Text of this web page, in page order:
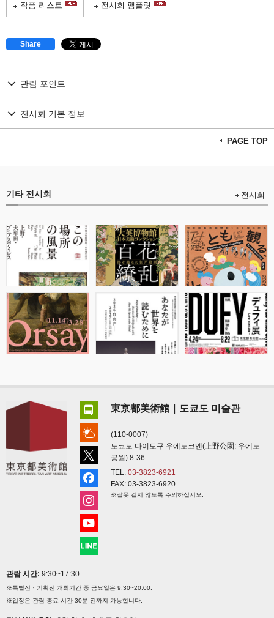
작품 리스트 전시회 팸플릿
Share
관람 포인트
전시회 기본 정보
PAGE TOP
기타 전시회 전시회
東京都美術館｜도쿄도 미술관
(110-0007)
도쿄도 다이토구 우에노코엔(上野公園: 우에노
공원) 8-36
TEL: 03-3823-6921
FAX: 03-3823-6920
※잘못 걸지 않도록 주의하십시오.
관람 시간: 9:30~17:30
※특별전・기획전 개최기간 중 금요일은 9:30~20:00.
※입장은 관람 종료 시간 30분 전까지 가능합니다.